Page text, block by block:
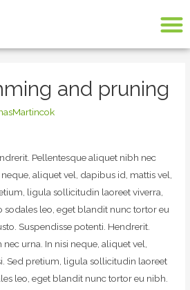
and pruning
Pellentesque aliquet nibh nec
neque, aliquet vel, dapibus id, mattis vel,
ligula sollicitudin laoreet viverra,
sodales leo, eget blandit nunc tortor eu
Suspendisse potenti. Hendrerit.
urna. In nisi neque, aliquet vel,
Sed pretium, ligula sollicitudin laoreet
leo, eget blandit nunc tortor eu nibh.